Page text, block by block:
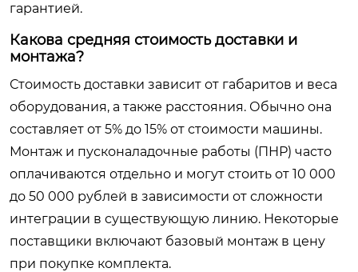
гарантией.
Какова средняя стоимость доставки и
монтажа?
Стоимость доставки зависит от габаритов и веса
оборудования, а также расстояния. Обычно она
составляет от 5% до 15% от стоимости машины.
Монтаж и пусконаладочные работы (ПНР) часто
оплачиваются отдельно и могут стоить от 10 000
до 50 000 рублей в зависимости от сложности
интеграции в существующую линию. Некоторые
поставщики включают базовый монтаж в цену
при покупке комплекта.